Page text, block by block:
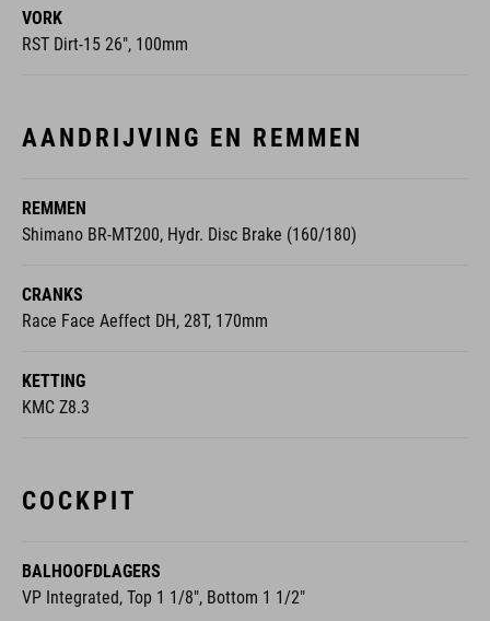
VORK
RST Dirt-15 26", 100mm
AANDRIJVING EN REMMEN
REMMEN
Shimano BR-MT200, Hydr. Disc Brake (160/180)
CRANKS
Race Face Aeffect DH, 28T, 170mm
KETTING
KMC Z8.3
COCKPIT
BALHOOFDLAGERS
VP Integrated, Top 1 1/8", Bottom 1 1/2"